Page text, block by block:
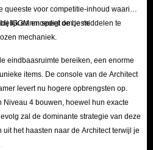
klantenservice geeft u het meest
kunnen in korte tijd worden
vertraagd is of niet wordt verzonden,
en goedkope Path of Exile 2-items
voor competitie-inhoud waarin
aanmoedigt om je middelen te
mechaniek.
eindbaasruimte bereiken, een enorme
items. De console van de Architect
levert nu hogere opbrengsten op.
Niveau 4 bouwen, hoewel hun exacte
zal de dominante strategie van deze
het haasten naar de Architect terwijl je